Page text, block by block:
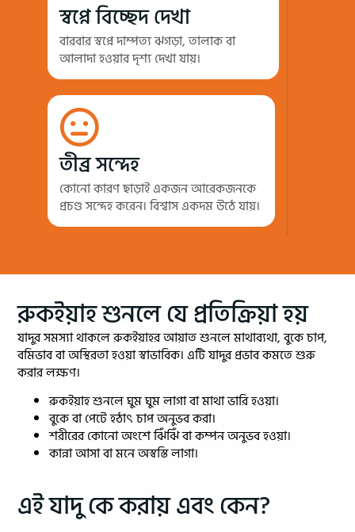
স্বপ্নে বিচ্ছেদ দেখা
বারবার স্বপ্নে দাম্পত্য ঝগড়া, তালাক বা
আলাদা হওয়ার দৃশ্য দেখা যায়।
তীব্র সন্দেহ
কোনো কারণ ছাড়াই একজন আরেকজনকে
প্রচণ্ড সন্দেহ করেন। বিশ্বাস একদম উঠে যায়।
রুকইয়াহ শুনলে যে প্রতিক্রিয়া হয়
যাদুর সমস্যা থাকলে রুকইয়াহর আয়াত শুনলে মাথাব্যথা, বুকে চাপ,
বমিভাব বা অস্থিরতা হওয়া স্বাভাবিক। এটি যাদুর প্রভাব কমতে শুরু
করার লক্ষণ।
রুকইয়াহ শুনলে ঘুম ঘুম লাগা বা মাথা ভারি হওয়া।
বুকে বা পেটে হঠাৎ চাপ অনুভব করা।
শরীরের কোনো অংশে ঝিঁঝিঁ বা কম্পন অনুভব হওয়া।
কান্না আসা বা মনে অস্বস্তি লাগা।
এই যাদু কে করায় এবং কেন?